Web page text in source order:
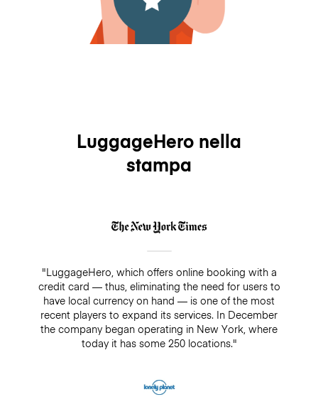
LuggageHero nella
stampa
"LuggageHero, which offers online booking with a
credit card — thus, eliminating the need for users to
have local currency on hand — is one of the most
recent players to expand its services. In December
the company began operating in New York, where
today it has some 250 locations."